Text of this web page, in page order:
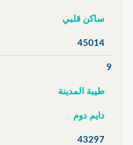
ساكن قلبي
45014
9
طيبة المدينة
دايم دوم
43297